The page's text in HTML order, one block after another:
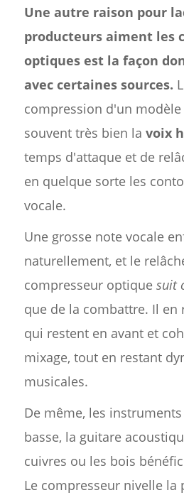
Une autre raison pour
producteurs aiment les
optiques est la façon
avec certaines sources.
compression d'un
souvent très bien la voix
temps d'attaque et de
en quelque sorte les
vocale.
Une grosse note vocale
naturellement, et le
compresseur optique suit
que de la combattre. Il en
qui restent en avant et
mixage, tout en restant
musicales.
De même, les
basse, la guitare
cuivres ou les bois
Le compresseur nivelle la